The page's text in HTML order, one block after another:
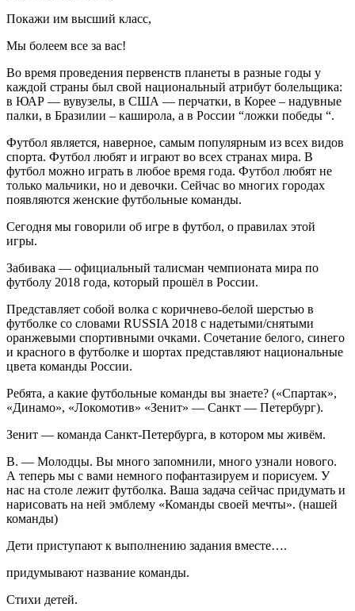
Покажи им высший класс,
Мы болеем все за вас!
Во время проведения первенств планеты в разные годы у
каждой страны был свой национальный атрибут болельщика:
в ЮАР — вувузелы, в США — перчатки, в Корее – надувные
палки, в Бразилии – каширола, а в России “ложки победы “.
Футбол является, наверное, самым популярным из всех видов
спорта. Футбол любят и играют во всех странах мира. В
футбол можно играть в любое время года. Футбол любят не
только мальчики, но и девочки. Сейчас во многих городах
появляются женские футбольные команды.
Сегодня мы говорили об игре в футбол, о правилах этой
игры.
Забивака — официальный талисман чемпионата мира по
футболу 2018 года, который прошёл в России.
Представляет собой волка с коричнево-белой шерстью в
футболке со словами RUSSIA 2018 с надетыми/снятыми
оранжевыми спортивными очками. Сочетание белого, синего
и красного в футболке и шортах представляют национальные
цвета команды России.
Ребята, а какие футбольные команды вы знаете? («Спартак»,
«Динамо», «Локомотив» «Зенит» — Санкт — Петербург).
Зенит — команда Санкт-Петербурга, в котором мы живём.
В. — Молодцы. Вы много запомнили, много узнали нового.
А теперь мы с вами немного пофантазируем и порисуем. У
нас на столе лежит футболка. Ваша задача сейчас придумать и
нарисовать на ней эмблему «Команды своей мечты». (нашей
команды)
Дети приступают к выполнению задания вместе….
придумывают название команды.
Стихи детей.